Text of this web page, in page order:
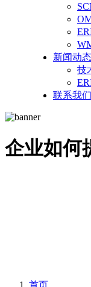
新闻动态
技
联系我们
企业如何
首页